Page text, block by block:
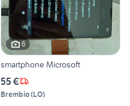
6
smartphone Microsoft
55 €
Brembio(LO)